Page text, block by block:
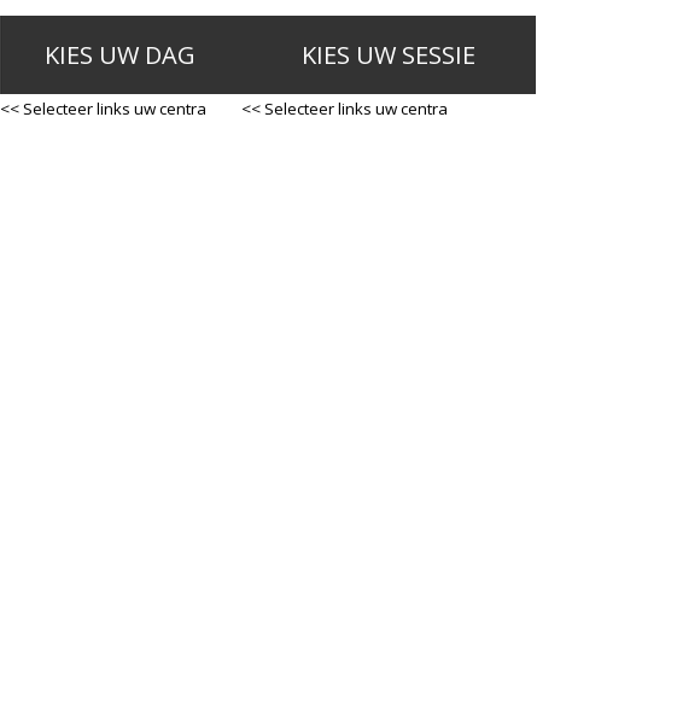
KIES UW DAG
<< Selecteer links uw centra
KIES UW SESSIE
<< Selecteer links uw centra